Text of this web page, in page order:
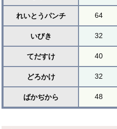
れいとうパンチ 64
いびき 32
てだすけ 40
どろかけ 32
ばかぢから 48